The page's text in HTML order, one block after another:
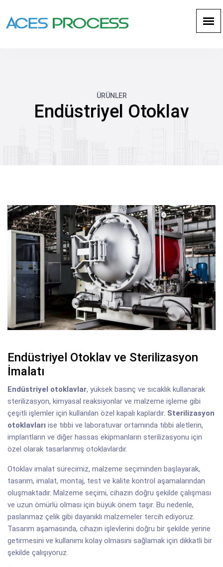
ÜRÜNLER
Endüstriyel Otoklav
Endüstriyel Otoklav ve Sterilizasyon
İmalatı
Endüstriyel otoklavlar, yüksek basınç ve sıcaklık kullanarak
sterilizasyon, kimyasal reaksiyonlar ve malzeme işleme gibi
çeşitli işlemler için kullanılan özel kapalı kaplardır. Sterilizasyon
otoklavları ise tıbbi ve laboratuvar ortamında tıbbi aletlerin,
implantların ve diğer hassas ekipmanların sterilizasyonu için
özel olarak tasarlanmış otoklavlardır.
Otoklav imalat sürecimiz, malzeme seçiminden başlayarak,
tasarım, imalat, montaj, test ve kalite kontrol aşamalarından
oluşmaktadır. Malzeme seçimi, cihazın doğru şekilde çalışması
ve uzun ömürlü olması için büyük önem taşır. Bu nedenle,
paslanmaz çelik gibi dayanıklı malzemeler tercih ediyoruz.
Tasarım aşamasında, cihazın işlevlerini doğru bir şekilde yerine
getirmesini ve kullanımı kolay olmasını sağlamak için dikkatli bir
şekilde çalışıyoruz.